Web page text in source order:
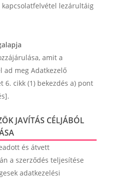
kapcsolatfelvétel lezárultáig
amit a
ad meg Adatkezelő
6. cikk (1) bekezdés a) pont
JAVÍTÁS CÉLJÁBÓL
és átvett
a szerződés teljesítése
adatkezelési